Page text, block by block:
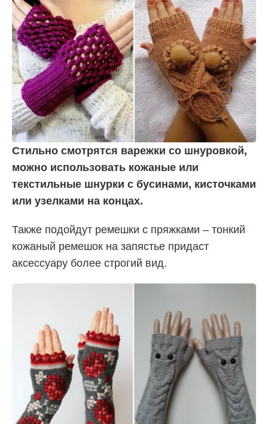
Стильно смотрятся варежки со шнуровкой,
можно использовать кожаные или
текстильные шнурки с бусинами, кисточками
или узелками на концах.
Также подойдут ремешки с пряжками – тонкий
кожаный ремешок на запястье придаст
аксессуару более строгий вид.